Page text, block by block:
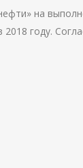
на
году.